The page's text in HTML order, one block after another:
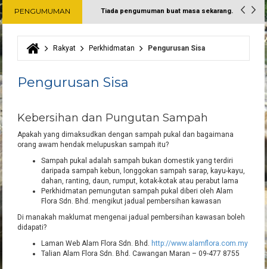
PENGUMUMAN Tiada pengumuman buat masa sekarang.
Harap maklum
Anda di sini
Rakyat Perkhidmatan Pengurusan Sisa
Pengurusan Sisa
Kebersihan dan Pungutan Sampah
Apakah yang dimaksudkan dengan sampah pukal dan bagaimana
orang awam hendak melupuskan sampah itu?
Sampah pukal adalah sampah bukan domestik yang terdiri
daripada sampah kebun, longgokan sampah sarap, kayu-kayu,
dahan, ranting, daun, rumput, kotak-kotak atau perabut lama
Perkhidmatan pemungutan sampah pukal diberi oleh Alam
Flora Sdn. Bhd. mengikut jadual pembersihan kawasan
Di manakah maklumat mengenai jadual pembersihan kawasan boleh
didapati?
Laman Web Alam Flora Sdn. Bhd. http://www.alamflora.com.my
Talian Alam Flora Sdn. Bhd. Cawangan Maran – 09-477 8755